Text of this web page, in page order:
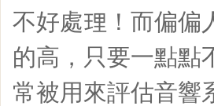
不好處理！而偏偏
的高，只要一點點
常被用來評估音響